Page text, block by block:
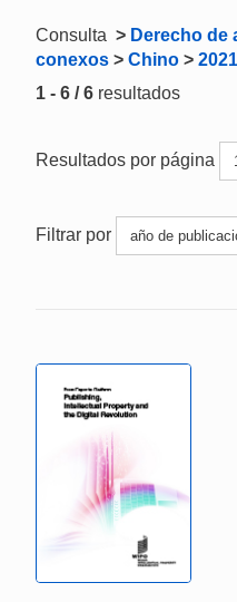
Consulta > Derecho de
conexos > Chino > 2021
1 - 6 / 6 resultados
Resultados por página
Filtrar por